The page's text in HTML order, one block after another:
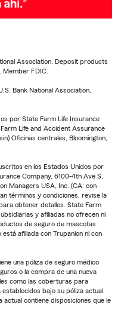
Association. Deposit products
Member FDIC.
Bank National Association,
por State Farm Life Insurance
Life and Accident Assurance
Oficinas centrales, Bloomington,
en los Estados Unidos por
Company, 6100-4th Ave S,
Managers USA, Inc. (CA: con
términos y condiciones, revise la
obtener detalles. State Farm
y afiliadas no ofrecen ni
de seguro de mascotas.
afiliada con Trupanion ni con
una póliza de seguro médico
o la compra de una nueva
como las coberturas para
bajo su póliza actual.
actual contiene disposiciones que le